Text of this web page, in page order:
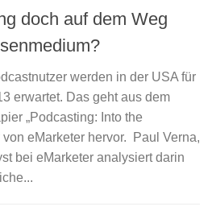
doch auf dem Weg
werden in der USA für
erwartet. Das geht aus dem
„Podcasting: Into the
von eMarketer hervor. Paul Verna,
bei eMarketer analysiert darin